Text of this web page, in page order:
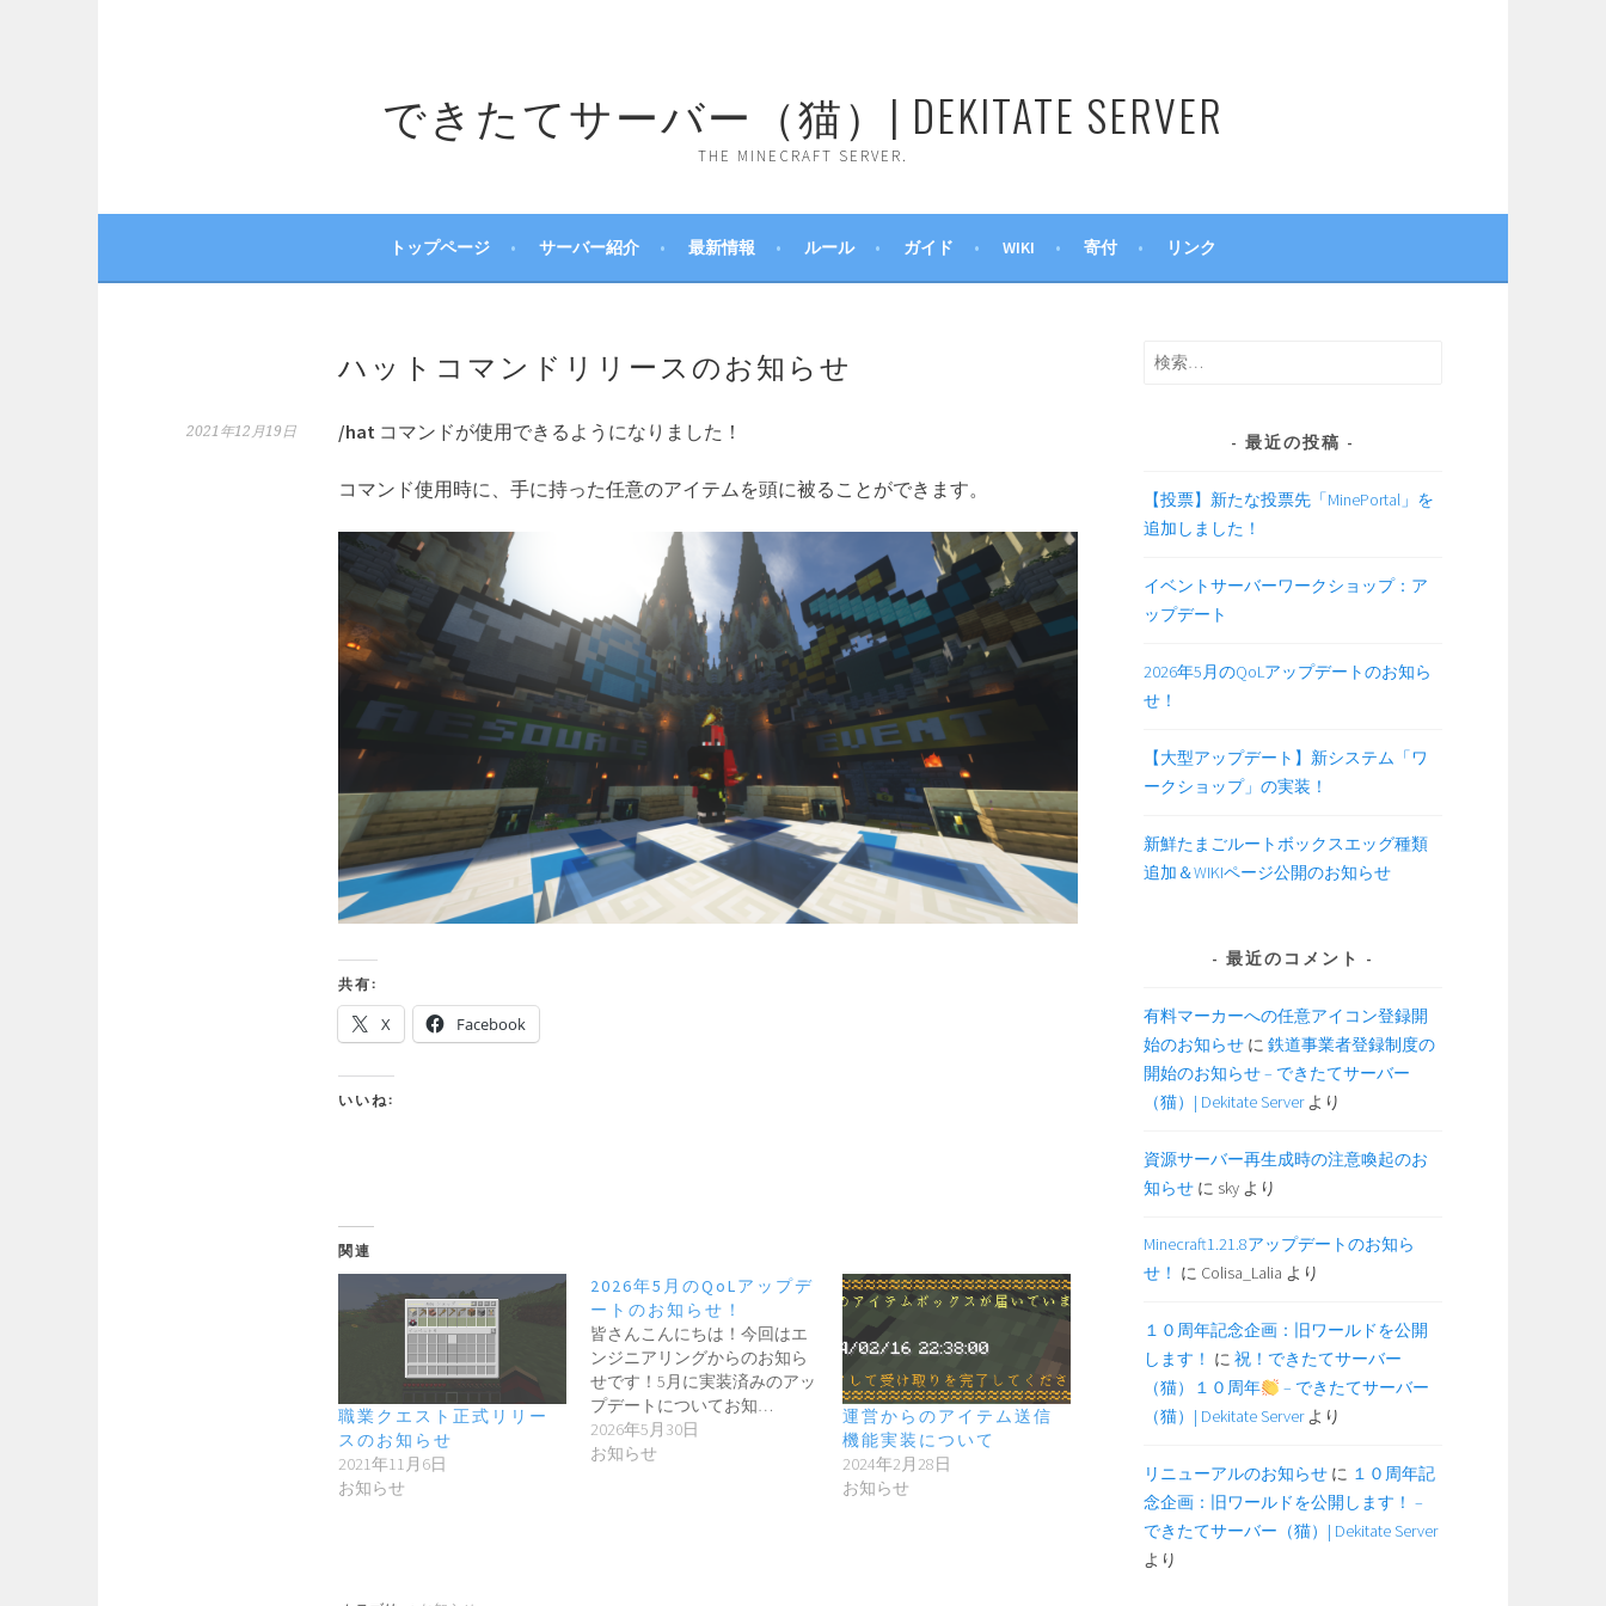
キ
できたてサーバー（猫）| DEKITATE SERVER
THE MINECRAFT SERVER.
トップページ サーバー紹介 最新情報 ルール ガイド WIKI 寄付 リンク
ハットコマンドリリースのお知らせ
2021年12月19日 /hat コマンドが使用できるようになりました！
コマンド使用時に、手に持った任意のアイテムを頭に被ることができます。
共有:
X Facebook
いいね:
関連
職業クエスト正式リリー
スのお知らせ
2021年11月6日
お知らせ
2026年5月のQoLアップデ
ートのお知らせ！
皆さんこんにちは！今回はエ
ンジニアリングからのお知ら
せです！5月に実装済みのアッ
プデートについてお知…
2026年5月30日
お知らせ
運営からのアイテム送信
機能実装について
2024年2月28日
お知らせ
検
最近の投稿
【投票】新たな投票先「MinePortal」を
追加しました！
イベントサーバーワークショップ：ア
ップデート
2026年5月のQoLアップデートのお知ら
せ！
【大型アップデート】新システム「ワ
ークショップ」の実装！
新鮮たまごルートボックスエッグ種類
追加＆WIKIページ公開のお知らせ
最近のコメント
有料マーカーへの任意アイコン登録開
始のお知らせ に 鉄道事業者登録制度の
開始のお知らせ – できたてサーバー
（猫）| Dekitate Serverより
資源サーバー再生成時の注意喚起のお
知らせ に sky より
Minecraft1.21.8アップデートのお知ら
せ！ に Colisa_Lalia より
１０周年記念企画：旧ワールドを公開
します！ に 祝！できたてサーバー
（猫）１０周年
– できたてサーバー
（猫）| Dekitate Serverより
リニューアルのお知らせ に １０周年記
念企画：旧ワールドを公開します！ –
できたてサーバー（猫）| Dekitate Server
より